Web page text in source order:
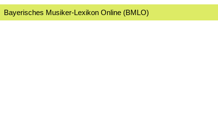
Bayerisches Musiker-Lexikon Online (BMLO)